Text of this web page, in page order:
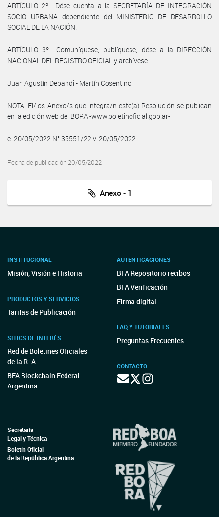
ARTÍCULO 2º.- Dése cuenta a la SECRETARÍA DE INTEGRACIÓN
SOCIO URBANA dependiente del MINISTERIO DE DESARROLLO
SOCIAL DE LA NACIÓN.
ARTÍCULO 3º.- Comuníquese, publíquese, dése a la DIRECCIÓN
NACIONAL DEL REGISTRO OFICIAL y archívese.
Juan Agustín Debandi - Martín Cosentino
NOTA: El/los Anexo/s que integra/n este(a) Resolución se publican
en la edición web del BORA -www.boletinoficial.gob.ar-
e. 20/05/2022 N° 35551/22 v. 20/05/2022
Fecha de publicación 20/05/2022
Anexo - 1
INSTITUCIONAL
Misión, Visión e Historia
PRODUCTOS Y SERVICIOS
Tarifas de Publicación
SITIOS DE INTERÉS
Red de Boletines Oficiales
de la R. A.
BFA Blockchain Federal
Argentina
AUTENTICACIONES
BFA Repositorio recibos
BFA Verificación
Firma digital
FAQ Y TUTORIALES
Preguntas Frecuentes
CONTACTO
Secretaría
Legal y Técnica
Boletín Oficial
de la República Argentina